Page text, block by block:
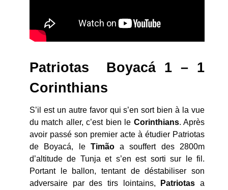
Patriotas Boyacá 1 – 1
Corinthians
S’il est un autre favor qui s’en sort bien à la vue
du match aller, c’est bien le Corinthians. Après
avoir passé son premier acte à étudier Patriotas
de Boyacá, le Timãoa souffert des 2800m
d’altitude de Tunja et s’en est sorti sur le fil.
Portant le ballon, tentant de déstabiliser son
adversaire par des tirs lointains,
Patriotas a